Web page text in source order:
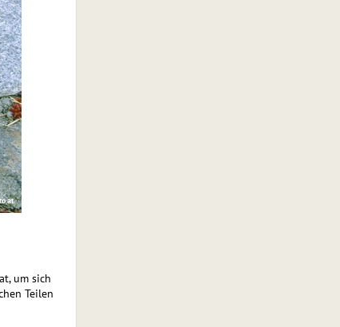
um sich
Teilen